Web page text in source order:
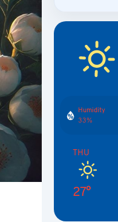
Humidity
33%
THU
27°